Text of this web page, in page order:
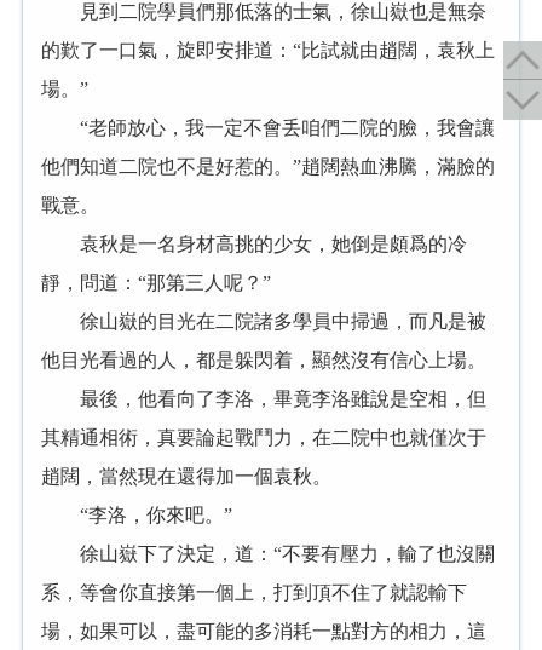
見到二院學員們那低落的士氣，徐山嶽也是無奈
的歎了一口氣，旋即安排道：“比試就由趙闊，袁秋上
場。”
“老師放心，我一定不會丢咱們二院的臉，我會讓
他們知道二院也不是好惹的。”趙闊熱血沸騰，滿臉的
戰意。
袁秋是一名身材高挑的少女，她倒是頗爲的冷
靜，問道：“那第三人呢？”
徐山嶽的目光在二院諸多學員中掃過，而凡是被
他目光看過的人，都是躲閃着，顯然沒有信心上場。
最後，他看向了李洛，畢竟李洛雖說是空相，但
其精通相術，真要論起戰鬥力，在二院中也就僅次于
趙闊，當然現在還得加一個袁秋。
“李洛，你來吧。”
徐山嶽下了決定，道：“不要有壓力，輸了也沒關
系，等會你直接第一個上，打到頂不住了就認輸下
場，如果可以，盡可能的多消耗一點對方的相力，這